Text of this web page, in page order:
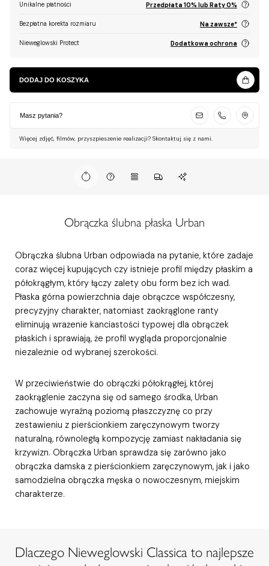
Unikalne płatności Przedpłata 10% lub Raty 0%
Bezpłatna korekta rozmiaru Na zawsze*
Nieweglowski Protect Dodatkowa ochrona
DODAJ DO KOSZYKA
Masz pytania?
Więcej zdjęć, filmów, przyszpieszenie realizacji? Skontaktuj się z nami.
Obrączka ślubna płaska Urban
Obrączka ślubna Urban odpowiada na pytanie, które zadaje
coraz więcej kupujących czy istnieje profil między płaskim a
półokrągłym, który łączy zalety obu form bez ich wad.
Płaska górna powierzchnia daje obrączce współczesny,
precyzyjny charakter, natomiast zaokrąglone ranty
eliminują wrażenie kanciastości typowej dla obrączek
płaskich i sprawiają, że profil wygląda proporcjonalnie
niezależnie od wybranej szerokości.
W przeciwieństwie do obrączki półokrągłej, której
zaokrąglenie zaczyna się od samego środka, Urban
zachowuje wyraźną poziomą płaszczyznę co przy
zestawieniu z pierścionkiem zaręczynowym tworzy
naturalną, równoległą kompozycję zamiast nakładania się
krzywizn. Obrączka Urban sprawdza się zarówno jako
obrączka damska z pierścionkiem zaręczynowym, jak i jako
samodzielna obrączka męska o nowoczesnym, miejskim
charakterze.
Dlaczego Nieweglowski Classica to najlepsze